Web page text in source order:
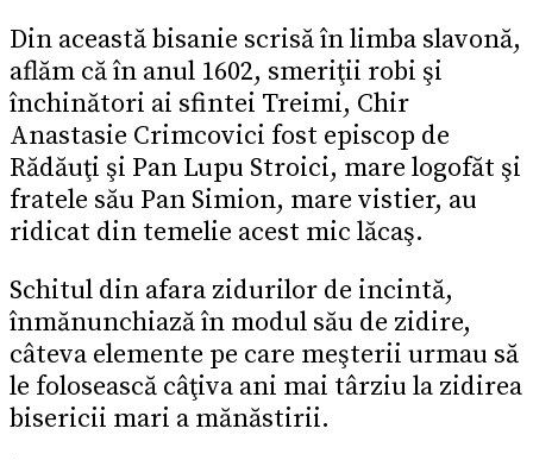
Din această bisanie scrisă în limba slavonă,
aflăm că în anul 1602, smeriţii robi şi
închinători ai sfintei Treimi, Chir
Anastasie Crimcovici fost episcop de
Rădăuţi şi Pan Lupu Stroici, mare logofăt şi
fratele său Pan Simion, mare vistier, au
ridicat din temelie acest mic lăcaş.
Schitul din afara zidurilor de incintă,
înmănunchiază în modul său de zidire,
câteva elemente pe care meşterii urmau să
le folosească câţiva ani mai târziu la zidirea
bisericii mari a mănăstirii.